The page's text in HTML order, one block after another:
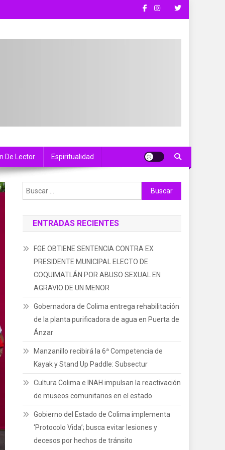
De Lector Espiritualidad
Buscar:
ENTRADAS RECIENTES
FGE OBTIENE SENTENCIA CONTRA EX
PRESIDENTE MUNICIPAL ELECTO DE
COQUIMATLÁN POR ABUSO SEXUAL EN
AGRAVIO DE UN MENOR
Gobernadora de Colima entrega rehabilitación
de la planta purificadora de agua en Puerta de
Ánzar
Manzanillo recibirá la 6ª Competencia de
Kayak y Stand Up Paddle: Subsectur
Cultura Colima e INAH impulsan la reactivación
de museos comunitarios en el estado
Gobierno del Estado de Colima implementa
‘Protocolo Vida’; busca evitar lesiones y
decesos por hechos de tránsito